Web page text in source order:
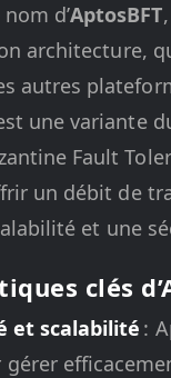
d’AptosBFT
architecture,
autres
une variante
Fault
un débit de
et une
clés
et scalabilité :
gérer